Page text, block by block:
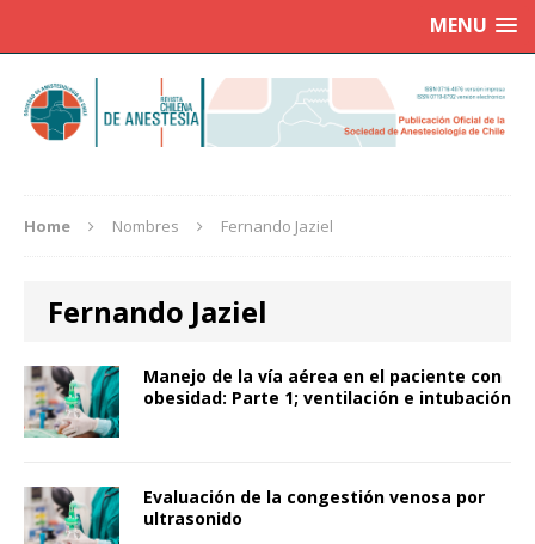
MENU
Home Nombres Fernando Jaziel
Fernando Jaziel
Manejo de la vía aérea en el paciente con
obesidad: Parte 1; ventilación e intubación
Evaluación de la congestión venosa por
ultrasonido